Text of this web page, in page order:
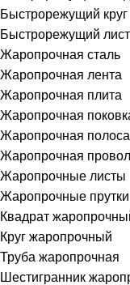
Быстрорежущий круг
Быстрорежущий лист
Жаропрочная сталь
Жаропрочная лента
Жаропрочная плита
Жаропрочная
Жаропрочная полоса
Жаропрочная
Жаропрочные листы
Жаропрочные прутки
Квадрат
Круг жаропрочный
Труба жаропрочная
Шестигранник